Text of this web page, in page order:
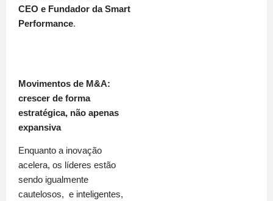
CEO e Fundador da Smart
Performance.
Movimentos de M&A:
crescer de forma
estratégica, não apenas
expansiva
Enquanto a inovação
acelera, os líderes estão
sendo igualmente
cautelosos, e inteligentes,